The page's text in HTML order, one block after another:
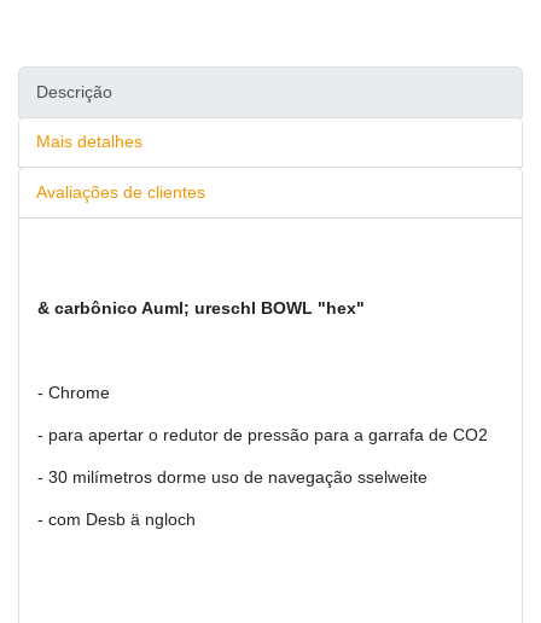
Descrição
Mais detalhes
Avaliações de clientes
& carbônico Auml; ureschl BOWL "hex"
- Chrome
- para apertar o redutor de pressão para a garrafa de CO2
- 30 milímetros dorme uso de navegação sselweite
- com Desb ä ngloch